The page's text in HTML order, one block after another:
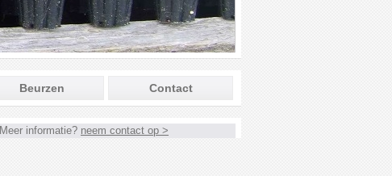
Beurzen Contact
Meer informatie? neem contact op >